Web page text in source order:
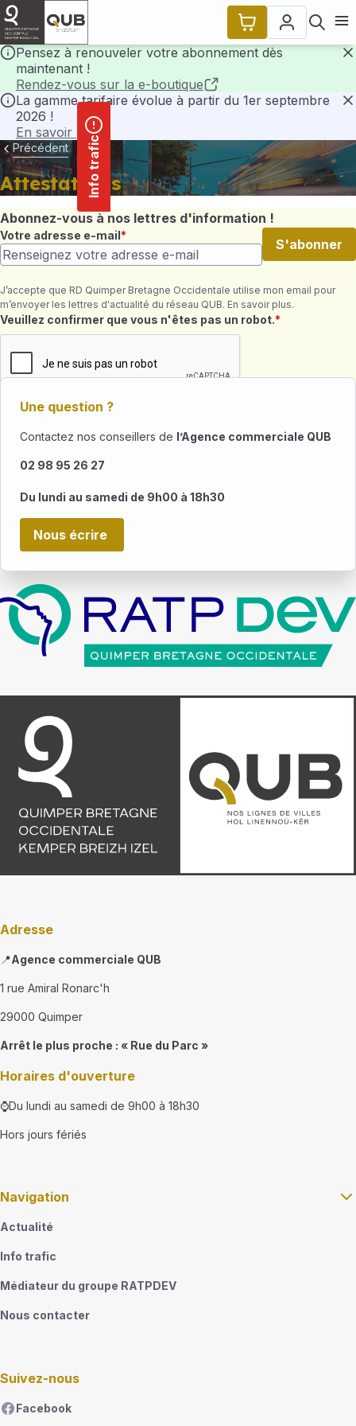
principal
Pensez à renouveler votre abonnement dès
maintenant !
Rendez-vous sur la e-boutique
La gamme tarifaire évolue à partir du 1er septembre
2026 !
En savoir plus
Info trafic
Précédent
Attestations
Abonnez-vous à nos lettres d'information !
Votre adresse e-mail
S'abonner
J’accepte que RD Quimper Bretagne Occidentale utilise mon email pour
m’envoyer les lettres d'actualité du réseau QUB. En savoir plus.
Champ requis
Veuillez confirmer que vous n'êtes pas un robot.
Une question ?
Contactez nos conseillers de l’Agence commerciale QUB
02 98 95 26 27
Du lundi au samedi de 9h00 à 18h30
Nous écrire
Adresse
📍Agence commerciale QUB
1 rue Amiral Ronarc'h
29000 Quimper
Arrêt le plus proche : « Rue du Parc »
Horaires d'ouverture
⌚Du lundi au samedi de 9h00 à 18h30
Hors jours fériés
Navigation
Actualité
Info trafic
Médiateur du groupe RATPDEV
Nous contacter
Suivez-nous
Facebook
Panneau de gestion des cookies